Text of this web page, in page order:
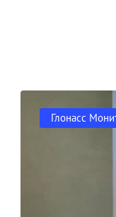
Глонасс